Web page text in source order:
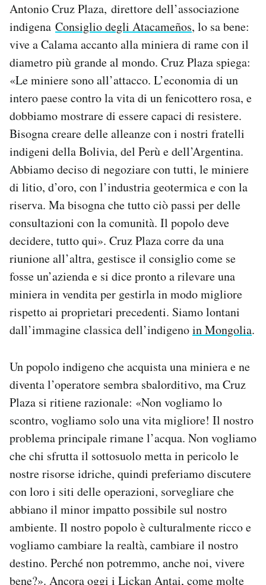
Antonio Cruz Plaza, direttore dell’associazione
indigena Consiglio degli Atacameños, lo sa bene:
vive a Calama accanto alla miniera di rame con il
diametro più grande al mondo. Cruz Plaza spiega:
«Le miniere sono all’attacco. L’economia di un
intero paese contro la vita di un fenicottero rosa, e
dobbiamo mostrare di essere capaci di resistere.
Bisogna creare delle alleanze con i nostri fratelli
indigeni della Bolivia, del Perù e dell’Argentina.
Abbiamo deciso di negoziare con tutti, le miniere
di litio, d’oro, con l’industria geotermica e con la
riserva. Ma bisogna che tutto ciò passi per delle
consultazioni con la comunità. Il popolo deve
decidere, tutto qui». Cruz Plaza corre da una
riunione all’altra, gestisce il consiglio come se
fosse un’azienda e si dice pronto a rilevare una
miniera in vendita per gestirla in modo migliore
rispetto ai proprietari precedenti. Siamo lontani
dall’immagine classica dell’indigenoin Mongolia.
Un popolo indigeno che acquista una miniera e ne
diventa l’operatore sembra sbalorditivo, ma Cruz
Plaza si ritiene razionale: «Non vogliamo lo
scontro, vogliamo solo una vita migliore! Il nostro
problema principale rimane l’acqua. Non vogliamo
che chi sfrutta il sottosuolo metta in pericolo le
nostre risorse idriche, quindi preferiamo discutere
con loro i siti delle operazioni, sorvegliare che
abbiano il minor impatto possibile sul nostro
ambiente. Il nostro popolo è culturalmente ricco e
vogliamo cambiare la realtà, cambiare il nostro
destino. Perché non potremmo, anche noi, vivere
bene?». Ancora oggi i Lickan Antai, come molte